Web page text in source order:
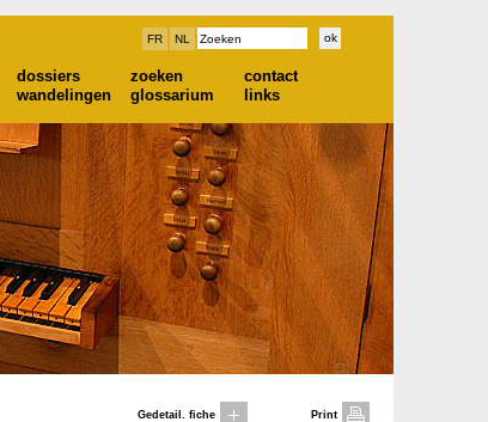
FR NL
dossiers zoeken
contact
wandelingen glossarium links
Gedetail. fiche Print